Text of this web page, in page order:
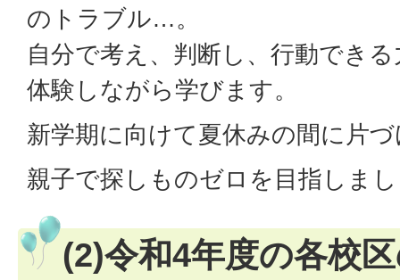
のトラブル…。
自分で考え、判断し、行動でき
体験しながら学びます。
新学期に向けて夏休みの間に片
親子で探しものゼロを目指しま
(2)令和4年度の各校